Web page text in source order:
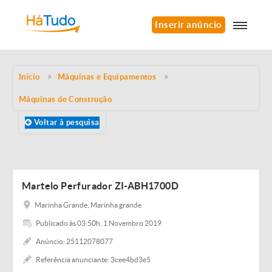
Inserir anúncio
Início Máquinas e Equipamentos
Máquinas de Construção
Voltar à pesquisa
Martelo Perfurador ZI-ABH1700D
Marinha Grande, Marinha grande
Publicado às 03:50h, 1 Novembro 2019
Anúncio: 25112078077
Referência anunciante: 3cee4bd3e5